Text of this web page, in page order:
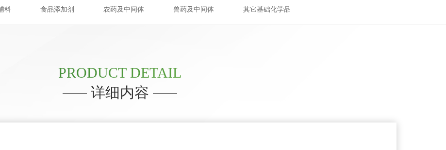
料 食品添加剂 农药及中间体 兽药及中间体 其它基础化学品
PRODUCT DETAIL
详细内容